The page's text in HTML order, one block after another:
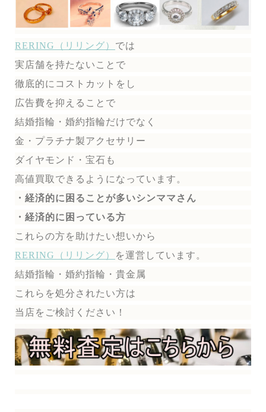
RERING（リリング） では
実店舗を持たないことで
徹底的にコストカットをし
広告費を抑えることで
結婚指輪・婚約指輪だけでなく
金・プラチナ製アクセサリー
ダイヤモンド・宝石も
高値買取できるようになっています。
・経済的に困ることが多いシンママさん
・経済的に困っている方
これらの方を助けたい想いから
RERING（リリング）
を運営しています。
結婚指輪・婚約指輪・貴金属
これらを処分されたい方は
当店をご検討ください！